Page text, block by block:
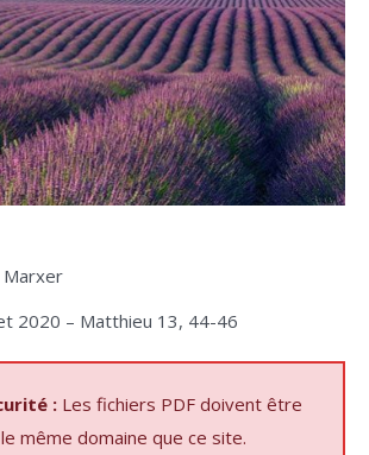
2020 – Matthieu 13, 44-46
: Les fichiers PDF doivent être
même domaine que ce site.